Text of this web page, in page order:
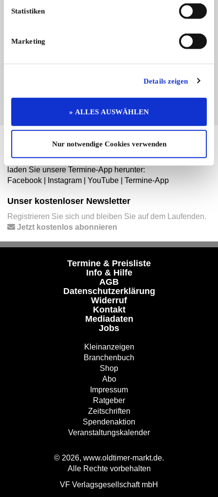
Statistiken
Marketing
Details zeigen
» ALLES AUSWÄHLEN
Nur notwendige Cookies verwenden
Branchenbuch-Eintrag übernehmen
Sie vertreten dieses Unternehmen? Übernehmen Sie
EINTRAG JETZT ÜBERNEHMEN
Hier finden Sie mehr von OLDTIMER MARKT
Folgen Sie uns auf unseren Social-Media-Seiten oder
laden Sie unsere Termine-App herunter:
Facebook
Instagram YouTube Termine-App
Unser kostenloser Newsletter
Registrieren Sie sich und bleiben Sie auf dem Laufenden.
Jetzt kostenlos abonnieren
Termine & Preisliste
Info & Hilfe
AGB
Datenschutzerklärung
Widerruf
Kontakt
Mediadaten
Jobs
Kleinanzeigen
Branchenbuch
Shop
Abo
Impressum
Ratgeber
Zeitschriften
Spendenaktion
Veranstaltungskalender
© 2026, www.oldtimer-markt.de.
Alle Rechte vorbehalten
VF Verlagsgesellschaft mbH